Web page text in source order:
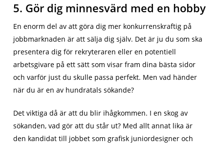
5. Gör dig minnesvärd med en hobby
En enorm del av att göra dig mer konkurrenskraftig på
jobbmarknaden är att sälja dig själv. Det är ju du som ska
presentera dig för rekryteraren eller en potentiell
arbetsgivare på ett sätt som visar fram dina bästa sidor
och varför just du skulle passa perfekt. Men vad händer
när du är en av hundratals sökande?
Det viktiga då är att du blir ihågkommen. I en skog av
sökanden, vad gör att du står ut? Med allt annat lika är
den kandidat till jobbet som grafisk juniordesigner och